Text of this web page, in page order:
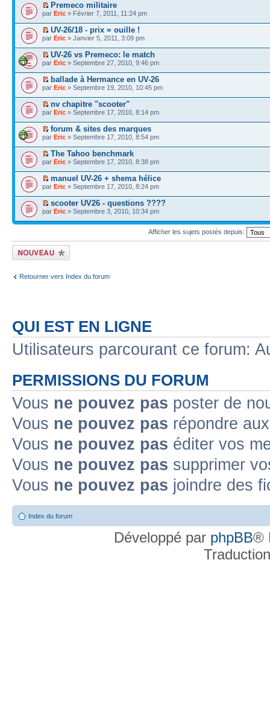
Premeco militaire
par Eric » Février 7, 2011, 11:24 pm
UV-26/18 - prix = ouille !
par Eric » Janvier 5, 2011, 3:09 pm
UV-26 vs Premeco: le match
par Eric » Septembre 27, 2010, 9:46 pm
ballade à Hermance en UV-26
par Eric » Septembre 19, 2010, 10:45 pm
nv chapitre "scooter"
par Eric » Septembre 17, 2010, 8:14 pm
forum & sites des marques
par Eric » Septembre 17, 2010, 8:54 pm
The Tahoo benchmark
par Eric » Septembre 17, 2010, 8:38 pm
manuel UV-26 + shema hélice
par Eric » Septembre 17, 2010, 8:24 pm
scooter UV26 - questions ????
par Eric » Septembre 3, 2010, 10:34 pm
Afficher les sujets postés depuis:
Écrire un nouveau
sujet
Retourner vers Index du forum
QUI EST EN LIGNE
Utilisateurs parcourant ce forum:
PERMISSIONS DU FORUM
Vous ne pouvez pas poster de
Vous ne pouvez pas répondre
Vous ne pouvez pas éditer vos
Vous ne pouvez pas supprimer
Vous ne pouvez pas joindre des
Index du forum
Développé par phpBB®